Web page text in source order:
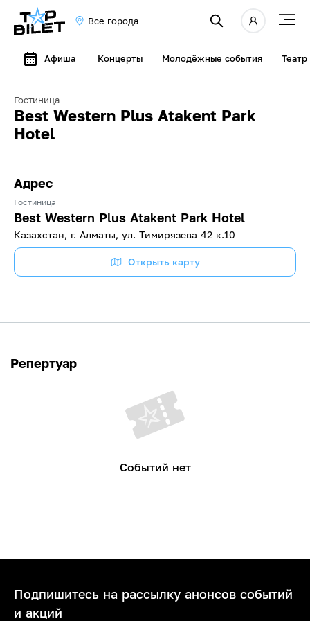
Все города
Афиша Концерты Молодёжные события Театр
Гостиница
Best Western Plus Atakent Park
Hotel
Адрес
Гостиница
Best Western Plus Atakent Park Hotel
Казахстан, г. Алматы, ул. Тимирязева 42 к.10
Открыть карту
Репертуар
Событий нет
Подпишитесь на рассылку анонсов событий
и акций